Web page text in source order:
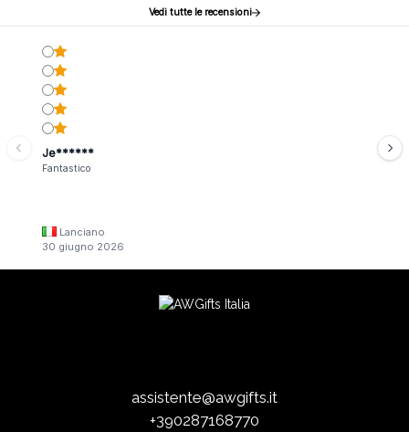
Vedi tutte le recensioni
Je******
Fantastico
Lanciano
30 giugno 2026
assistente@awgifts.it
+390287168770